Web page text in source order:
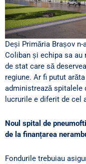
Deși Primăria Brașov
Coliban și echipa sa
de stat care să
regiune. Ar fi putut
administrează spitalele
lucrurile e diferit de
Noul spital de
de la finanțarea
Fondurile trebuiau